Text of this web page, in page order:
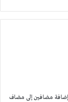
مضافين إلى مضاف